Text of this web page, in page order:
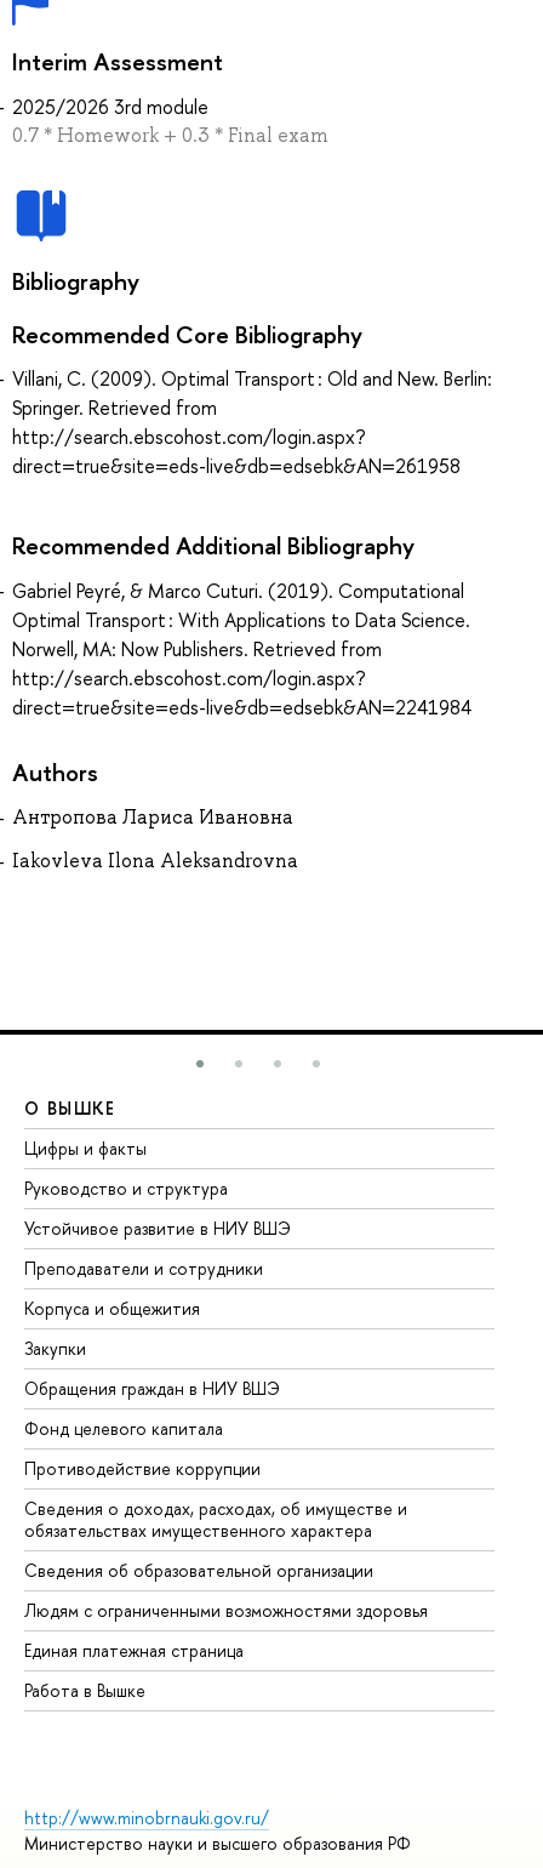
Interim Assessment
2025/2026 3rd module
0.7 * Homework + 0.3 * Final exam
Bibliography
Recommended Core Bibliography
Villani, C. (2009). Optimal Transport : Old and New. Berlin:
Springer. Retrieved from
http://search.ebscohost.com/login.aspx?
direct=true&site=eds-live&db=edsebk&AN=261958
Recommended Additional Bibliography
Gabriel Peyré, & Marco Cuturi. (2019). Computational
Optimal Transport : With Applications to Data Science.
Norwell, MA: Now Publishers. Retrieved from
http://search.ebscohost.com/login.aspx?
direct=true&site=eds-live&db=edsebk&AN=2241984
Authors
Антропова Лариса Ивановна
Iakovleva Ilona Aleksandrovna
О ВЫШКЕ
Цифры и факты
Руководство и структура
Устойчивое развитие в НИУ ВШЭ
Преподаватели и сотрудники
Корпуса и общежития
Закупки
Обращения граждан в НИУ ВШЭ
Фонд целевого капитала
Противодействие коррупции
Сведения о доходах, расходах, об имуществе и
обязательствах имущественного характера
Сведения об образовательной организации
Людям с ограниченными возможностями здоровья
Единая платежная страница
Работа в Вышке
http://www.minobrnauki.gov.ru/
Министерство науки и высшего образования РФ